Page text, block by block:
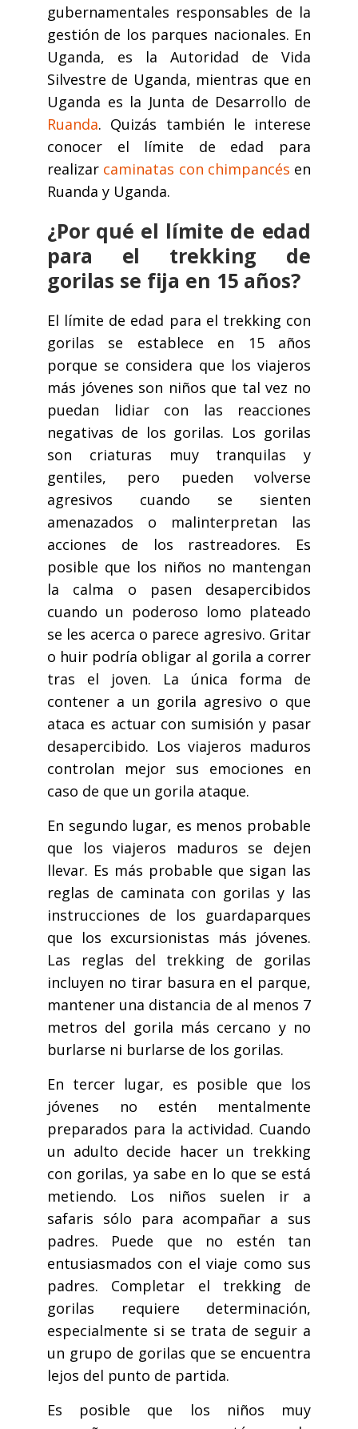
gubernamentales responsables de la
gestión de los parques nacionales. En
Uganda, es la Autoridad de Vida
Silvestre de Uganda, mientras que en
Uganda es la Junta de Desarrollo de
Ruanda. Quizás también le interese
conocer el límite de edad para
realizar caminatas con chimpancés en
Ruanda y Uganda.
¿Por qué el límite de edad
para el trekking de
gorilas se fija en 15 años?
El límite de edad para el trekking con
gorilas se establece en 15 años
porque se considera que los viajeros
más jóvenes son niños que tal vez no
puedan lidiar con las reacciones
negativas de los gorilas. Los gorilas
son criaturas muy tranquilas y
gentiles, pero pueden volverse
agresivos cuando se sienten
amenazados o malinterpretan las
acciones de los rastreadores. Es
posible que los niños no mantengan
la calma o pasen desapercibidos
cuando un poderoso lomo plateado
se les acerca o parece agresivo. Gritar
o huir podría obligar al gorila a correr
tras el joven. La única forma de
contener a un gorila agresivo o que
ataca es actuar con sumisión y pasar
desapercibido. Los viajeros maduros
controlan mejor sus emociones en
caso de que un gorila ataque.
En segundo lugar, es menos probable
que los viajeros maduros se dejen
llevar. Es más probable que sigan las
reglas de caminata con gorilas y las
instrucciones de los guardaparques
que los excursionistas más jóvenes.
Las reglas del trekking de gorilas
incluyen no tirar basura en el parque,
mantener una distancia de al menos 7
metros del gorila más cercano y no
burlarse ni burlarse de los gorilas.
En tercer lugar, es posible que los
jóvenes no estén mentalmente
preparados para la actividad. Cuando
un adulto decide hacer un trekking
con gorilas, ya sabe en lo que se está
metiendo. Los niños suelen ir a
safaris sólo para acompañar a sus
padres. Puede que no estén tan
entusiasmados con el viaje como sus
padres. Completar el trekking de
gorilas requiere determinación,
especialmente si se trata de seguir a
un grupo de gorilas que se encuentra
lejos del punto de partida.
Es posible que los niños muy